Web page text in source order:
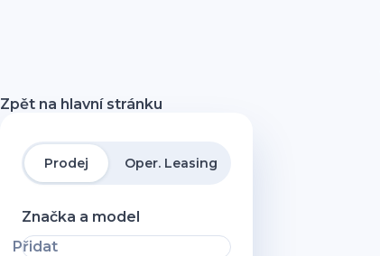
Zpět na hlavní stránku
Prodej Oper. Leasing
Značka a model
Přidat